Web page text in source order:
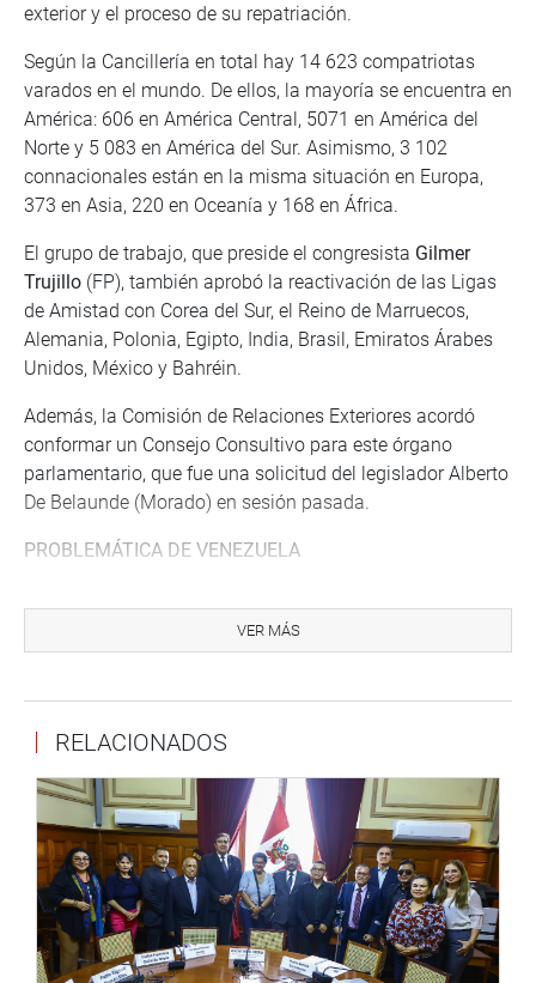
exterior y el proceso de su repatriación.
Según la Cancillería en total hay 14 623 compatriotas
varados en el mundo. De ellos, la mayoría se encuentra en
América: 606 en América Central, 5071 en América del
Norte y 5 083 en América del Sur. Asimismo, 3 102
connacionales están en la misma situación en Europa,
373 en Asia, 220 en Oceanía y 168 en África.
El grupo de trabajo, que preside el congresista Gilmer
Trujillo (FP), también aprobó la reactivación de las Ligas
de Amistad con Corea del Sur, el Reino de Marruecos,
Alemania, Polonia, Egipto, India, Brasil, Emiratos Árabes
Unidos, México y Bahréin.
Además, la Comisión de Relaciones Exteriores acordó
conformar un Consejo Consultivo para este órgano
parlamentario, que fue una solicitud del legislador Alberto
De Belaunde (Morado) en sesión pasada.
PROBLEMÁTICA DE VENEZUELA
embajador de la República de Venezuela en Perú, quien
se refirió a la problemática de ese país y la migración
Scull dijo que el régimen de Nicolas Maduro ya
es una dictadura sino además representa una
organización criminal».
Indicó que, por ese motivo, ha
sido sancionado por los Estados Unidos y la Unión
Europea por estar vinculados en actividades como el
narcotráfico y terrorismo.
«Ese régimen es una amenaza para toda la región, para
VER MÁS
RELACIONADOS